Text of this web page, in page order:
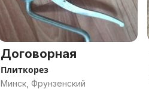
Договорная
Плиткорез
Минск, Фрунзенский